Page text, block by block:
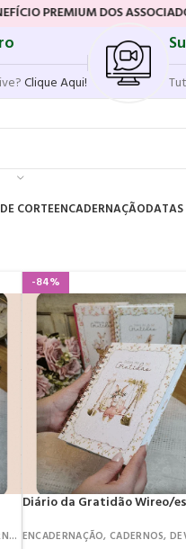
DOS ASSOCIADOS ⭐
Clique Aqui!
CORTEENCADERNAÇÃO
,DEVOCIONAL,DIÁRIOS,DATAS
-84%
Diário da Gratidão Wireo/
ENCADERNAÇÃO, CADERNOS,